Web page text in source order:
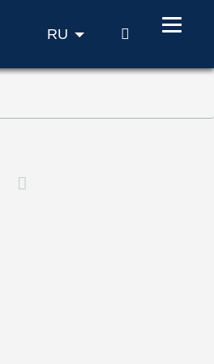
RU ПОИСК